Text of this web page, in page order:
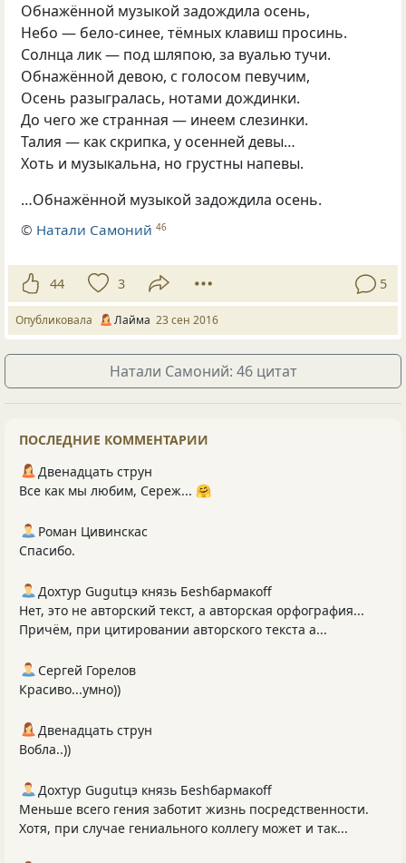
Обнажённой музыкой задождила осень,
Небо — бело-синее, тёмных клавиш просинь.
Солнца лик — под шляпою, за вуалью тучи.
Обнажённой девою, с голосом певучим,
Осень разыгралась, нотами дождинки.
До чего же странная — инеем слезинки.
Талия — как скрипка, у осенней девы…
Хоть и музыкальна, но грустны напевы.
…Обнажённой музыкой задождила осень.
© Натали Самоний 46
44 3 5
Опубликовала Лайма 23 сен 2016
Натали Самоний: 46 цитат
ПОСЛЕДНИЕ КОММЕНТАРИИ
Двенадцать струн
Все как мы любим, Сереж... 🤗
Роман Цивинскас
Спасибо.
Дохтур Gugutцэ князь Беshбармакоff
Нет, это не авторский текст, а авторская орфография...
Причём, при цитировании авторского текста а...
Сергей Горелов
Красиво...умно))
Двенадцать струн
Вобла..))
Дохтур Gugutцэ князь Беshбармакоff
Меньше всего гения заботит жизнь посредственности.
Хотя, при случае гениального коллегу может и так...